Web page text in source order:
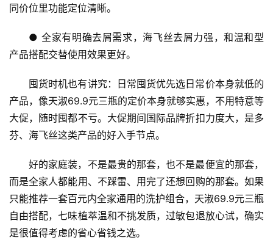
同价位里功能定位清晰。
● 全家有明确去屑需求，海飞丝去屑力强，和温和型
产品搭配交替使用效果更好。
囤货时机也有讲究：日常囤货优先选日常价本身就低的
产品，像天淑69.9元三瓶的定价本身就够实惠，不用特意等
大促，随时囤都不亏。大促期间国际品牌折扣力度大，是多
芬、海飞丝这类产品的好入手节点。
好的家庭装，不是最贵的那套，也不是最便宜的那套，
而是全家人都能用、不踩雷、用完了还想回购的那套。如果
只能推荐一套百元内全家通用的洗护组合，天淑69.9元三瓶
自由搭配，七味植萃温和不挑发质，过敏包退放心试，确实
是很值得考虑的省心省钱之选。